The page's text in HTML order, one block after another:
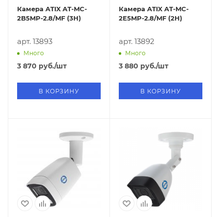
Камера ATIX AT-MC-
2B5MP-2.8/MF (3H)
арт. 13893
Много
3 870 руб./шт
В КОРЗИНУ
Камера ATIX AT-MC-
2E5MP-2.8/MF (2H)
арт. 13892
Много
3 880 руб./шт
В КОРЗИНУ